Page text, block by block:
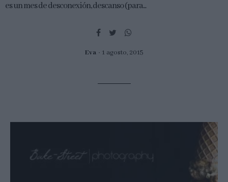
es un mes de desconexión, descanso (para...
Eva 1 agosto, 2015